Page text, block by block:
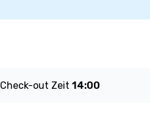
Check-out Zeit 14:00